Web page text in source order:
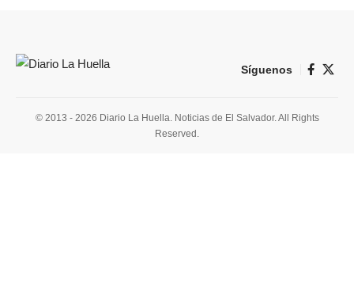
Síguenos
© 2013 - 2026 Diario La Huella. Noticias de El Salvador. All Rights
Reserved.